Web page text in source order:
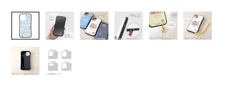
モチーフから探す
キャラクターから探す
アイテムから探す